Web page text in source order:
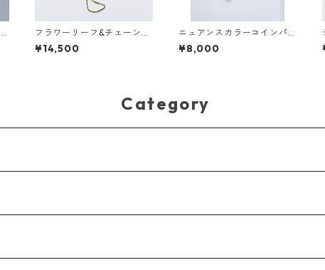
フラワーリーフ&チェーンの
ヘアジュエリー
¥14,500
ニュアンスカラーコインパ
ール2wayピアス
¥8,000
Category